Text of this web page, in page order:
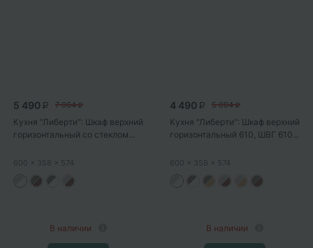
5 490 P 7 064 P
Кухня "Либерти": Шкаф верхний
горизонтальный со стеклом...
600 x 358 x 574
В наличии
4 490 P 5 804 P
Кухня "Либерти": Шкаф верхний
горизонтальный 610, ШВГ 610...
600 x 358 x 574
В наличии